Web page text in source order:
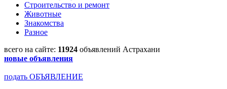
Строительство и ремонт
Животные
Знакомства
Разное
всего на сайте: 11924 объявлений Астрахани
новые объявления
подать ОБЪЯВЛЕНИЕ